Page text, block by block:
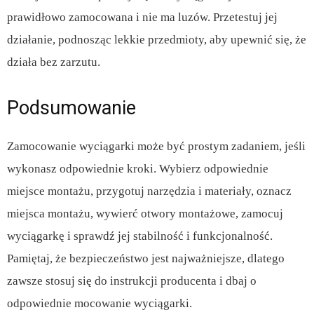
prawidłowo zamocowana i nie ma luzów. Przetestuj jej
działanie, podnosząc lekkie przedmioty, aby upewnić się, że
działa bez zarzutu.
Podsumowanie
Zamocowanie wyciągarki może być prostym zadaniem, jeśli
wykonasz odpowiednie kroki. Wybierz odpowiednie
miejsce montażu, przygotuj narzędzia i materiały, oznacz
miejsca montażu, wywierć otwory montażowe, zamocuj
wyciągarkę i sprawdź jej stabilność i funkcjonalność.
Pamiętaj, że bezpieczeństwo jest najważniejsze, dlatego
zawsze stosuj się do instrukcji producenta i dbaj o
odpowiednie mocowanie wyciągarki.